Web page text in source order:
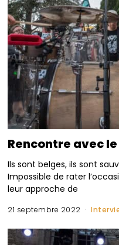
Rencontre avec
Ils sont belges, ils sont
Impossible de rater
leur approche de
21 septembre 2022